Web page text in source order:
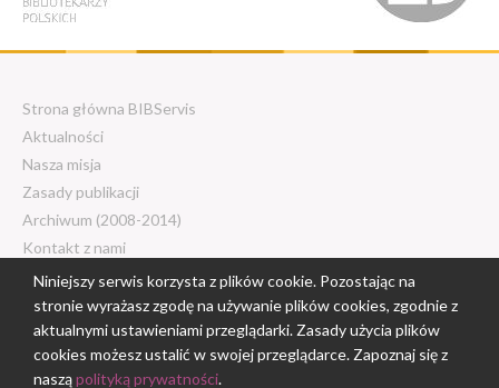
Strona główna BIBServis
Aktualności
Nasza misja
Zasady publikacji
Archiwum (2008-2014)
Kontakt z nami
© 2018 - 2026 Centrum Edukacji
Nauczycieli w Białymstoku. Wszelkie
prawa zastrzeżone.
Niniejszy serwis korzysta z plików cookie. Pozostając na
stronie wyrażasz zgodę na używanie plików cookies, zgodnie z
aktualnymi ustawieniami przeglądarki. Zasady użycia plików
cookies możesz ustalić w swojej przeglądarce. Zapoznaj się z
nasząpolityką prywatności.